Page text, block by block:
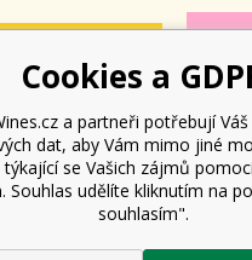
evidenci tržeb je prodávající
Cookies a
a partneři potřebují
dat, aby Vám mimo jiné
se Vašich zájmů
Souhlas udělíte kliknutím na
souhlasím".